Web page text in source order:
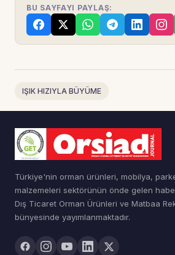
BU SAYFAYI PAYLAŞ:
IŞIK HIZIYLA BÜYÜME
Türkiye'nin orman ürünleri, mobilya,
malzemeleri sektörünün önde gelen
Dış Ticaret Orman Ürünleri ve Matbaa
bünyesinde yayımlanmaktadır.